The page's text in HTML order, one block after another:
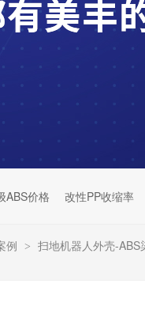
ABS价格 改性PP收缩率
例 > 扫地机器人外壳-ABS